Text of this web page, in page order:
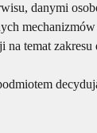
danymi
na temat